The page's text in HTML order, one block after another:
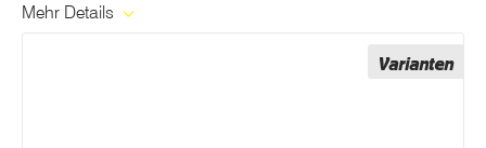
Link
Mehr Details
Varianten